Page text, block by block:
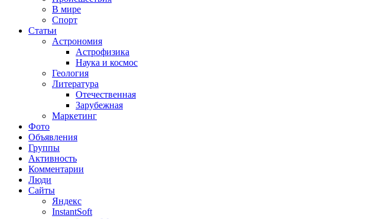
В мире
Спорт
Статьи
Астрономия
Астрофизика
Наука и космос
Геология
Литература
Отечественная
Зарубежная
Маркетинг
Фото
Объявления
Группы
Активность
Комментарии
Люди
Сайты
Яндекс
InstantSoft